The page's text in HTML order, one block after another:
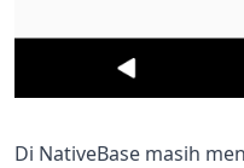
Di NativeBase masih